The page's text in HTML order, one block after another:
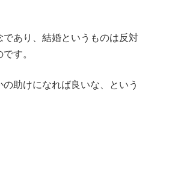
であり、結婚というものは反対
す。
助けになれば良いな、という